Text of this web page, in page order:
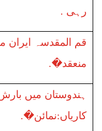
رہی .
قم المقدسہ ایران
منعقد�.
ہندوستان میں بارش
کاریاں:نمائن�.